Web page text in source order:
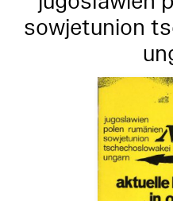
sowjetunion